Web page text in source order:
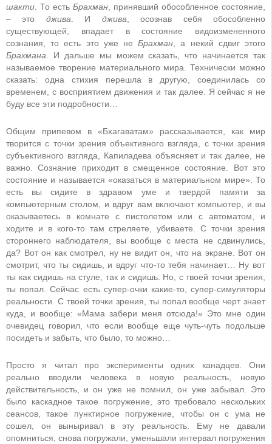
шакти . То есть Брахман , принявший обособленное состояние,
– это джива . И джива , осознав себя обособленно
существующей, впадает в состояние видоизмененного
сознания, то есть это уже неБрахман , а некий сдвиг этого
Брахмана . И дальше мы можем сказать, что начинается так
называемое творение материального мира. Технически можно
сказать: одна стихия перешла в другую, соединилась со
временем, с восприятием движения и так далее. Я сейчас я не
буду все эти подробности…
Общим припевом в «Бхагаватам» рассказывается, как мир
творится с точки зрения объективного взгляда, с точки зрения
субъективного взгляда, Капиладева объясняет и так далее, не
важно. Сознание приходит в смещенное состояние. Вот это
состояние и называется «оказаться в материальном мире». То
есть вы сидите в здравом уме и твердой памяти за
компьютерным столом, и вдруг вам включают компьютер, и вы
оказываетесь в комнате с пистолетом или с автоматом, и
ходите и в кого-то там стреляете, убиваете. С точки зрения
стороннего наблюдателя, вы вообще с места не сдвинулись,
да? Вот он как смотрел, ну не видит он, что на экране. Вот он
смотрит, что ты сидишь, и вдруг что-то тебя начинает… Ну вот
ты как сидишь на стуле, так и сидишь. Но, с твоей точки зрения,
ты попал. Сейчас есть супер-очки какие-то, супер-симуляторы
реальности. С твоей точки зрения, ты попал вообще черт знает
куда, и вообще: «Мама забери меня отсюда!» Это мне один
очевидец говорил, что если вообще еще чуть-чуть подольше
посидеть и забыть, что было, то можно…
Просто я читал про эксперименты одних канадцев. Они
реально вводили человека в новую реальность, новую
действительность, и он уже не помнил, он уже забывал. Это
было каскадное такое погружение, это требовало нескольких
сеансов, такое пунктирное погружение, чтобы он с ума не
сошел, он выныривал в эту реальность. Ему не давали
опомниться, снова погружали, уменьшали интервал погружения